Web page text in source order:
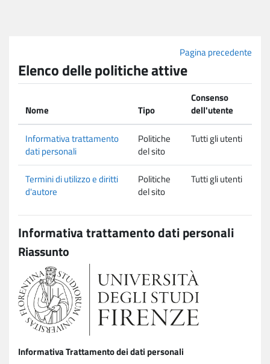
Pagina precedente
Elenco delle politiche attive
Nome Tipo
Consenso
dell'utente
Informativa trattamento
dati personali
Politiche
del sito
Tutti gli utenti
Termini di utilizzo e diritti
d'autore
Politiche
del sito
Tutti gli utenti
Informativa trattamento dati personali
Riassunto
Informativa Trattamento dei dati personali